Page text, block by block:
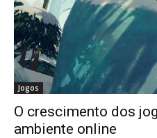
Jogos
O crescimento dos
ambiente online